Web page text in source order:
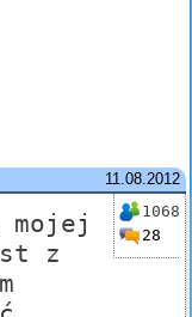
11.08.2012
1068
28
mojej
z